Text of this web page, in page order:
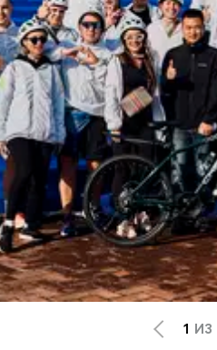
CHERY REMOTE
CHERY И СПОРТ
НАШИ МЕРОПРИЯТИЯ
ВИДЕООБЗОРЫ
CHERY ДЛЯ ДЕТЕЙ
1 ИЗ